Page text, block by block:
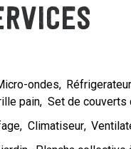
ondes
pain Set de couverts
Climatiseur